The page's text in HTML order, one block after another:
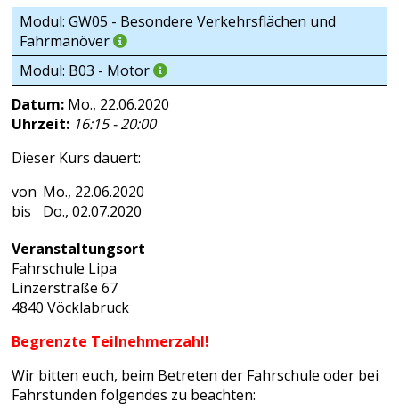
Modul: GW05 - Besondere Verkehrsflächen und
Fahrmanöver
Modul: B03 - Motor
Datum: Mo., 22.06.2020
Uhrzeit: 16:15 - 20:00
Dieser Kurs dauert:
Mo., 22.06.2020
Do., 02.07.2020
Veranstaltungsort
Fahrschule Lipa
Linzerstraße 67
4840 Vöcklabruck
Begrenzte Teilnehmerzahl!
Wir bitten euch, beim Betreten der Fahrschule oder bei
Fahrstunden folgendes zu beachten: